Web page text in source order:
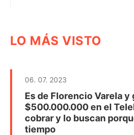
LO MÁS VISTO
06. 07. 2023
Es de Florencio Varela y
$500.000.000 en el
cobrar y lo buscan
tiempo